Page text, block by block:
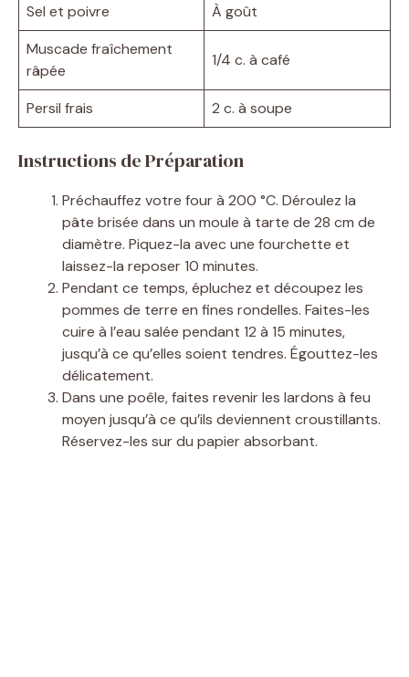
Sel et poivre
À goût
Muscade fraîchement
râpée
1/4 c. à café
Persil frais 2 c. à soupe
Instructions de Préparation
Préchauffez votre four à 200 °C. Déroulez la
pâte brisée dans un moule à tarte de 28 cm de
diamètre. Piquez-la avec une fourchette et
laissez-la reposer 10 minutes.
Pendant ce temps, épluchez et découpez les
pommes de terre en fines rondelles. Faites-les
cuire à l’eau salée pendant 12 à 15 minutes,
jusqu’à ce qu’elles soient tendres. Égouttez-les
délicatement.
Dans une poêle, faites revenir les lardons à feu
moyen jusqu’à ce qu’ils deviennent croustillants.
Réservez-les sur du papier absorbant.